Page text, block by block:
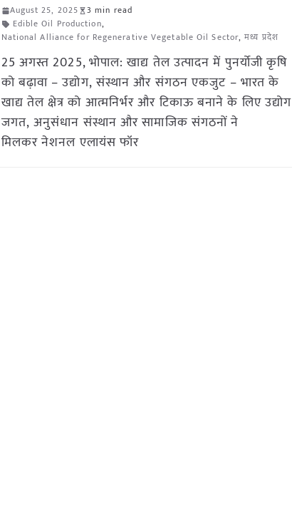
August 25, 2025
3 min read
Edible Oil Production,
National Alliance for Regenerative Vegetable Oil Sector,मध्य प्रदेश
25 अगस्त 2025, भोपाल: खाद्य तेल उत्पादन में पुनर्योजी कृषि
को बढ़ावा – उद्योग, संस्थान और संगठन एकजुट – भारत के
खाद्य तेल क्षेत्र को आत्मनिर्भर और टिकाऊ बनाने के लिए उद्योग
जगत, अनुसंधान संस्थान और सामाजिक संगठनों ने
मिलकर नेशनल एलायंस फॉर